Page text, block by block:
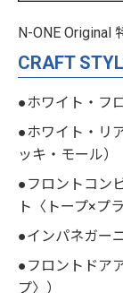
N-ONE Original
CRAFT
●ホワイト・フ
●ホワイト・リ
ッキ・モール）
●フロントコン
ト〈トープ×プ
●インパネガー
●フロントドア
プ〉）